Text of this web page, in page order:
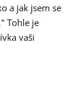
a jak jsem se
Tohle je
vaši